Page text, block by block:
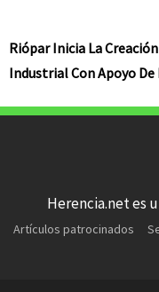
Riópar Inicia La
Industrial Con Apoyo
Herencia.net es
Artículos patrocinados